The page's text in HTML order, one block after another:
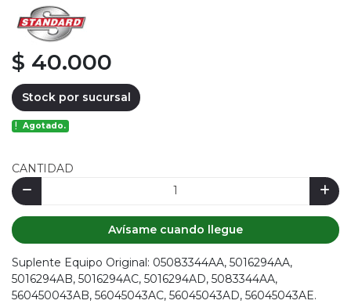
$ 40.000
Stock por sucursal
Agotado.
CANTIDAD
Avísame cuando llegue
Suplente Equipo Original: 05083344AA, 5016294AA,
5016294AB, 5016294AC, 5016294AD, 5083344AA,
560450043AB, 56045043AC, 56045043AD, 56045043AE.